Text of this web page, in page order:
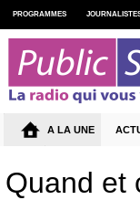
Quand et
PROGRAMMES
A LA UNE